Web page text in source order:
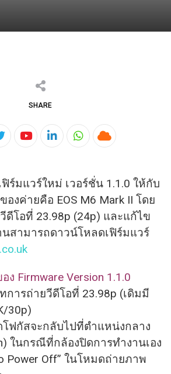
SHARE
YoutubeLinkedInWhatsapp
Cloud
ร์มแวร์ใหม่ เวอร์ชั่น 1.1.0 ให้กับ
องค่ายคือ EOS M6 Mark II โดย
ดีโอที่ 23.98p (24p)​ และแก้ไข
สามารถดาวน์โหลดเฟิร์มแวร์
Firmware Version 1.1.0
การถ่ายวีดีโอที่ 23.98p (เดิมมี
30p)
ฟกัสจะกลับไปที่ตำแหน่งกลาง
ในกรณีที่กล้องปิดการทำงานเอง
Power Off” ในโหมดถ่ายภาพ